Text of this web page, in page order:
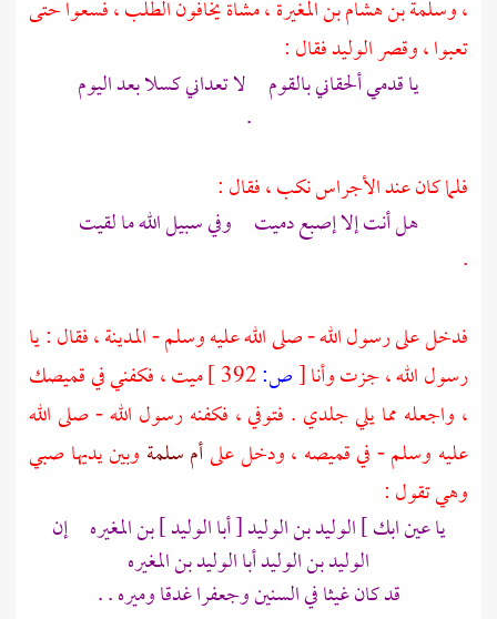
،وسلمة بن هشام بن المغيرة، مشاة يخافون الطلب ، فسعوا حتى
تعبوا ، وقصرالوليدفقال :
يا قدمي ألحقاني بالقوم لا تعداني كسلا بعد اليوم
.
فلما كان عند الأجراس نكب ، فقال :
هل أنت إلا إصبع دميت وفي سبيل الله ما لقيت
.
فدخل على رسول الله - صلى الله عليه وسلم -المدينة، فقال : يا
رسول الله ، جزت وأنا[ص:
ميت ، فكفني في قميصك
، واجعله مما يلي جلدي . فتوفي ، فكفنه رسول الله - صلى الله
عليه وسلم - في قميصه ، ودخل علىأم سلمة وبين يديها صبي
وهي تقول :
يا عين ابك ]الوليد بن الوليد[ أبا الوليد ] بن المغيره إن
الوليد بن الوليدأبا الوليد بن المغيره
قد كان غيثا في السنين وجعفرا غدقا وميره . .